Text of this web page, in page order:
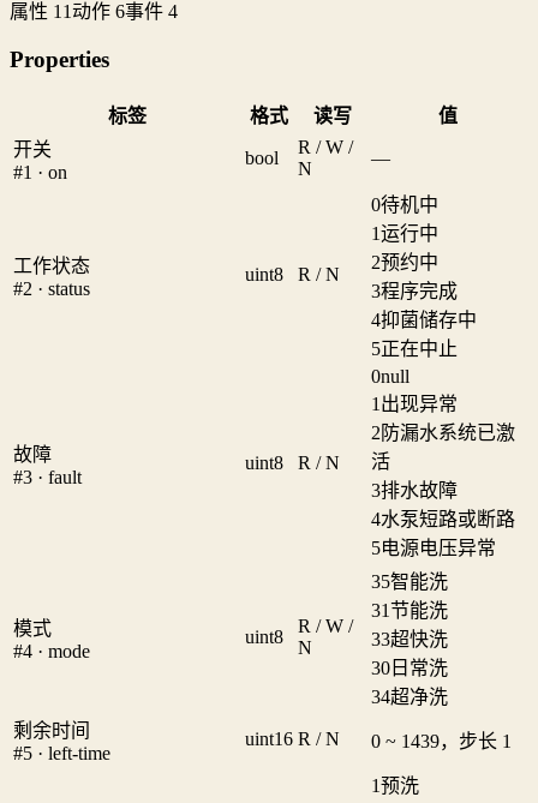
属性 11动作 6事件 4
Properties
标签 格式 读写
值
开关
#1 · on
bool
R / W /
N
—
工作状态
#2 · status
uint8 R / N
0待机中
1运行中
2预约中
3程序完成
4抑菌储存中
5正在中止
故障
#3 · fault
uint8 R / N
0null
1 出现异常
2 防漏水系统已激
活
3排水故障
4水泵短路或断路
5电源电压异常
模式
#4 · mode
uint8
R / W /
N
35智能洗
31节能洗
33超快洗
30 日常洗
34超净洗
剩余时间
#5 · left-time
uint16 R / N 0 ~ 1439，步长 1
1预洗